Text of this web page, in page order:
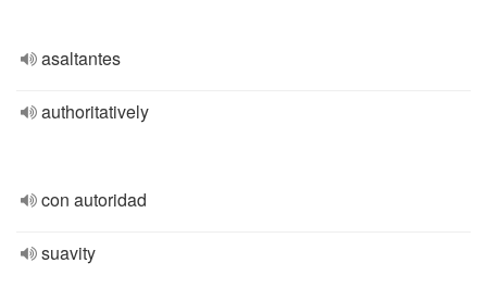
asaltantes
authoritatively
con autoridad
suavity